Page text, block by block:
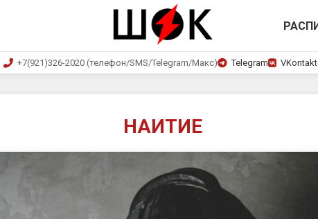
+7(921)326-2020 (телефон/SMS/Telegram/Макс) Telegram
НАИТИЕ